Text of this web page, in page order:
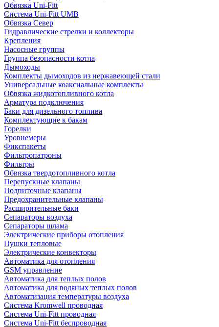
Обвязка Uni-Fitt
Система Uni-Fitt UMB
Обвязка Север
Гидравлические стрелки и коллекторы
Крепления
Насосные группы
Группа безопасности котла
Дымоходы
Комплекты дымоходов из нержавеющей стали
Универсальные коаксиальные комплекты
Обвязка жидкотопливного котла
Арматура подключения
Баки для дизельного топлива
Комплектующие к бакам
Горелки
Уровнемеры
Фикспакеты
Фильтропатроны
Фильтры
Обвязка твердотопливного котла
Перепускные клапаны
Подпиточные клапаны
Предохранительные клапаны
Расширительные баки
Сепараторы воздуха
Сепараторы шлама
Электрические приборы отопления
Пушки тепловые
Электрические конвекторы
Автоматика для отопления
GSM управление
Автоматика для теплых полов
Автоматика для водяных теплых полов
Автоматизация температуры воздуха
Система Kromwell проводная
Система Uni-Fitt проводная
Система Uni-Fitt беспроводная